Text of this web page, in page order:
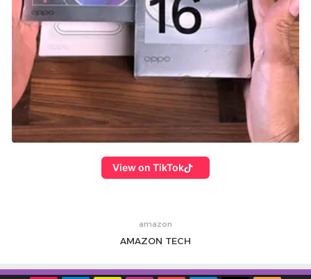
View on TikTok
amazon
AMAZON TECH